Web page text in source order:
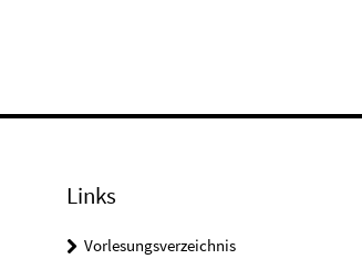
Links
Vorlesungsverzeichnis